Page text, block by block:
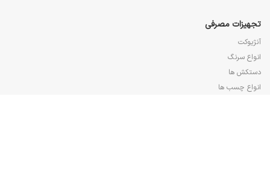
تجهیزات مصرفی
آنژیوکت
انواع سرنگ
دستکش ها
انواع چسب ها